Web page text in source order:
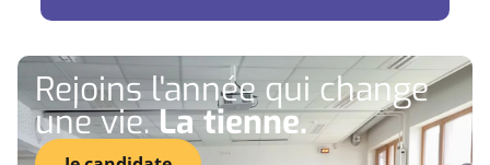
Rejoins l'année qui change
une vie.La tienne.